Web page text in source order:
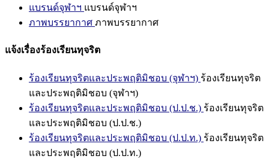
แบรนด์จุฬาฯ แบรนด์จุฬาฯ
ภาพบรรยากาศ ภาพบรรยากาศ
แจ้งเรื่องร้องเรียนทุจริต
ร้องเรียนทุจริตและประพฤติมิชอบ (จุฬาฯ) ร้องเรียนทุจริต
และประพฤติมิชอบ (จุฬาฯ)
ร้องเรียนทุจริตและประพฤติมิชอบ (ป.ป.ช.) ร้องเรียนทุจริต
และประพฤติมิชอบ (ป.ป.ช.)
ร้องเรียนทุจริตและประพฤติมิชอบ (ป.ป.ท.) ร้องเรียนทุจริต
และประพฤติมิชอบ (ป.ป.ท.)